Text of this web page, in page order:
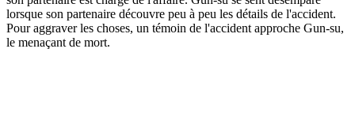
lorsque son partenaire découvre peu à peu les détails de l'accident.
Pour aggraver les choses, un témoin de l'accident approche Gun-su,
le menaçant de mort.